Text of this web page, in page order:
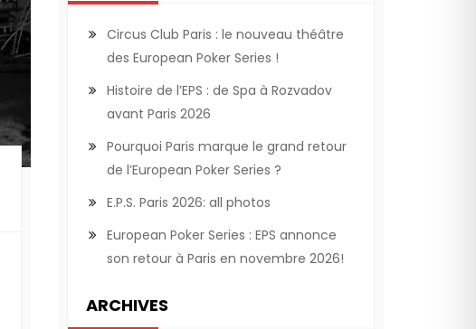
Circus Club Paris : le nouveau théâtre
des European Poker Series !
Histoire de l’EPS : de Spa à Rozvadov
avant Paris 2026
Pourquoi Paris marque le grand retour
de l’European Poker Series ?
E.P.S. Paris 2026: all photos
European Poker Series : EPS annonce
son retour à Paris en novembre 2026!
ARCHIVES